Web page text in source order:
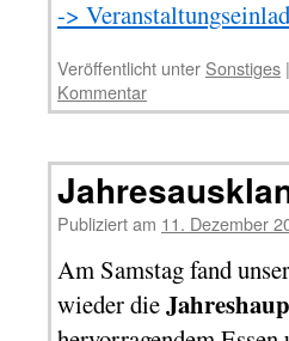
->
Veröffentlicht unter Sonstiges |
Kommentar
Publiziert am 11. Dezember
Am Samstag fand
wieder die